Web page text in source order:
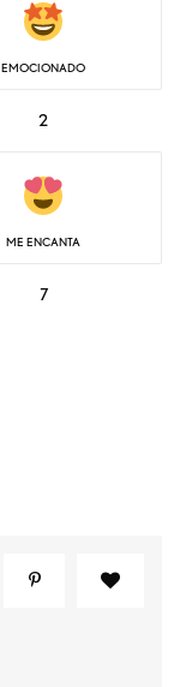
EMOCIONADO
2
ME ENCANTA
7